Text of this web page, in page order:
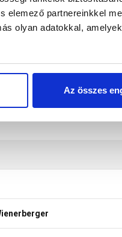
elemező partnereinkkel
olyan adatokkal,
Az összes
valóságot, a képeken